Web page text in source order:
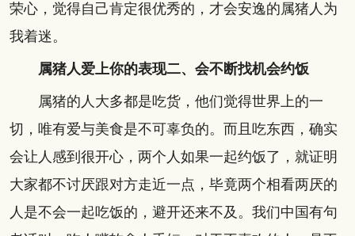
荣心，觉得自己肯定很优秀的，才会安逸的属猪人为
我着迷。
属猪人爱上你的表现二、会不断找机会约饭
属猪的人大多都是吃货，他们觉得世界上的一
切，唯有爱与美食是不可辜负的。而且吃东西，确实
会让人感到很开心，两个人如果一起约饭了，就证明
大家都不讨厌跟对方走近一点，毕竟两个相看两厌的
人是不会一起吃饭的，避开还来不及。我们中国有句